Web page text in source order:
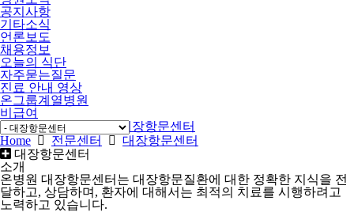
공지사항
기타소식
언론보도
채용정보
오늘의 식단
자주묻는질문
진료 안내 영상
온그룹계열병원
비급여
Home
전문센터
대장항문센터
Home
전문센터
대장항문센터
대장항문센터
소개
온병원 대장항문센터는 대장항문질환에 대한 정확한 지식을 전
달하고, 상담하며, 환자에 대해서는 최적의 치료를 시행하려고
노력하고 있습니다.